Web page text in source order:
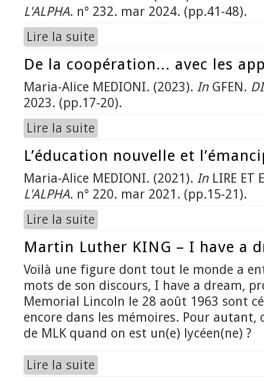
L'ALPHA. n° 232. mar 2024. (pp.41-48).
Lire la suite
De la coopération... avec les
Maria-Alice MEDIONI. (2023). In GFEN.
2023. (pp.17-20).
Lire la suite
L’éducation nouvelle et
Maria-Alice MEDIONI. (2021). In LIRE ET
L'ALPHA. n° 220. mar 2021. (pp.15-21).
Lire la suite
Martin Luther KING – I have a
Voilà une figure dont tout le monde a
mots de son discours, I have a dream,
Memorial Lincoln le 28 août 1963 sont
encore dans les mémoires. Pour
de MLK quand on est un(e) lycéen(ne) ?
Lire la suite